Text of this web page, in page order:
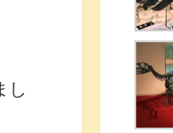
し